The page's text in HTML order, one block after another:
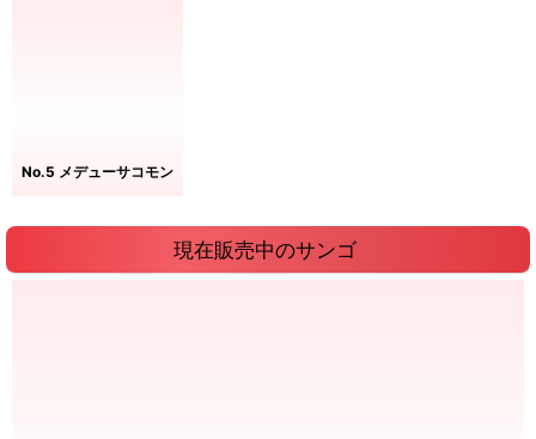
No.5 メデューサコモン
現在販売中のサンゴ